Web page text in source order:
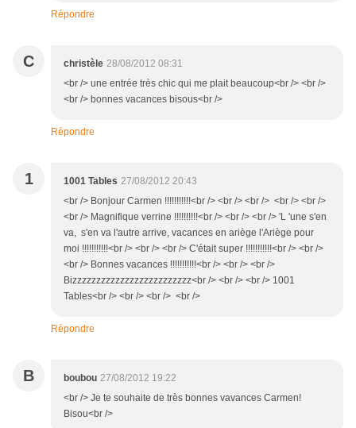
Répondre
C christèle 28/08/2012 08:31
<br /> une entrée très chic qui me plait beaucoup<br /> <br />
<br /> bonnes vacances bisous<br />
Répondre
1 1001 Tables 27/08/2012 20:43
<br /> Bonjour Carmen !!!!!!!!!!!<br /> <br /> <br /> <br /> <br />
<br /> Magnifique verrine !!!!!!!!!!<br /> <br /> <br /> 'L 'une s'en
va, s'en va l'autre arrive, vacances en ariège l'Ariège pour
moi !!!!!!!!!!!<br /> <br /> <br /> C'était super !!!!!!!!!!!<br /> <br />
<br /> Bonnes vacances !!!!!!!!!!!<br /> <br /> <br />
Bizzzzzzzzzzzzzzzzzzzzzzzzz<br /> <br /> <br /> 1001
Tables<br /> <br /> <br /> <br />
Répondre
B boubou 27/08/2012 19:22
<br /> Je te souhaite de très bonnes vavances Carmen!
Bisou<br />